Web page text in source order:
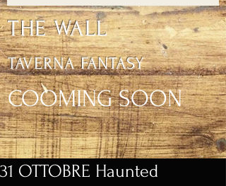
THE WALL
TAVERNA FANTASY
COOMING SOON
31 OTTOBRE Haunted